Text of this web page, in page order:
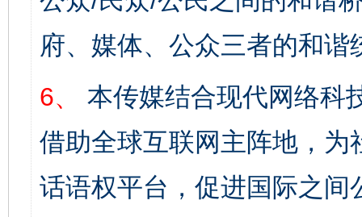
府、媒体、公众三者的和谐
6、
本传媒结合现代网络科
借助全球互联网主阵地，
话语权平台，促进国际之